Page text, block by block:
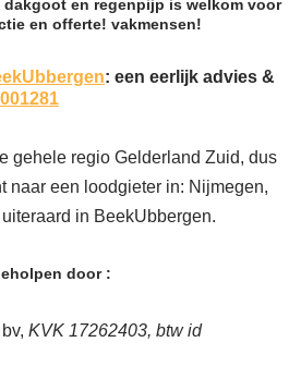
dakgoot en regenpijp is welkom voor
en offerte! vakmensen!
: een eerlijk advies &
gehele regio Gelderland Zuid, dus
naar een loodgieter in: Nijmegen,
in BeekUbbergen.
door :
KVK 17262403, btw id